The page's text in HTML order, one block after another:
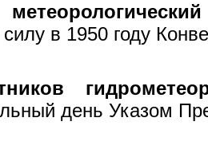
в 1950 году
день Указом